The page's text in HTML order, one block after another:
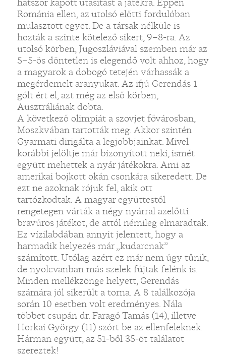
Románia ellen, az utolsó előtti fordulóban
mulasztott egyet. De a társak nélküle is
hozták a szinte kötelező sikert, 9–8-ra. Az
utolsó körben, Jugoszláviával szemben már az
5–5-ös döntetlen is elegendő volt ahhoz, hogy
a magyarok a dobogó tetején várhassák a
megérdemelt aranyukat. Az ifjú Gerendás 1
gólt ért el, azt még az első körben,
Ausztráliának dobta.
A következő olimpiát a szovjet fővárosban,
Moszkvában tartották meg. Akkor szintén
Gyarmati dirigálta a legjobbjainkat. Mivel
korábbi jelöltje már bizonyított neki, ismét
együtt mehettek a nyár játékokra. Ami az
amerikai bojkott okán csonkára sikeredett. De
ezt ne azoknak rójuk fel, akik ott
tartózkodtak. A magyar együttestől
rengetegen várták a négy nyárral azelőtti
bravúros játékot, de attól némileg elmaradtak.
Ez vízilabdában annyit jelentett, hogy a
harmadik helyezés már „kudarcnak”
számított. Utólag azért ez már nem úgy tűnik,
de nyolcvanban más szelek fújtak felénk is.
Minden mellékzönge helyett, Gerendás
számára jól sikerült a torna. A 8 találkozója
során 10 esetben volt eredményes. Nála
többet csupán dr. Faragó Tamás (14), illetve
Horkai György (11) szórt be az ellenfeleknek.
Hárman együtt, az 51-ből 35-öt találatot
szereztek!